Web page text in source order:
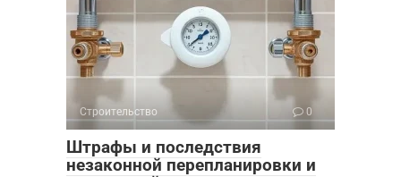
Строительство 0
Штрафы и последствия
незаконной перепланировки и